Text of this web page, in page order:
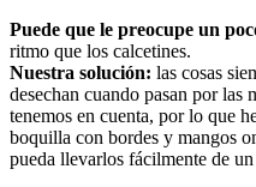
Puede que le preocupe un
ritmo que los calcetines.
Nuestra solución: las cosas
desechan cuando pasan por las
tenemos en cuenta, por lo que
boquilla con bordes y mangos
pueda llevarlos fácilmente de